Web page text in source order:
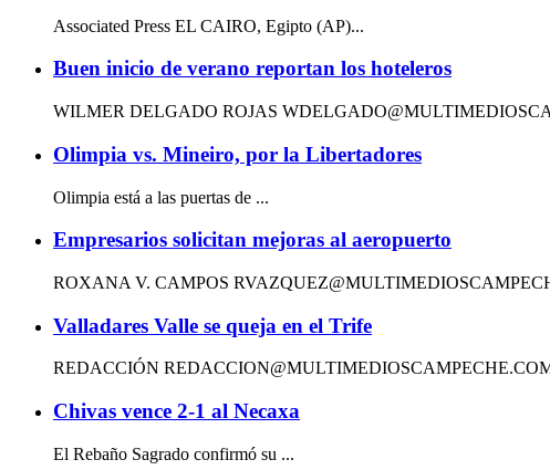
Associated Press EL CAIRO, Egipto (AP)...
Buen inicio de verano reportan los hoteleros
WILMER DELGADO ROJAS
Olimpia vs. Mineiro, por la Libertadores
Olimpia está a las puertas de ...
Empresarios solicitan mejoras al aeropuerto
ROXANA V. CAMPOS
Valladares Valle se queja en el Trife
REDACCIÓN REDACCION@MULTIMEDIOSCAMPECHE.COM
Chivas vence 2-1 al Necaxa
El Rebaño Sagrado confirmó su ...